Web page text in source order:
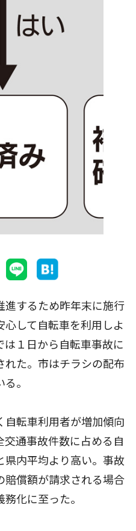
するため昨年末に施行
心して自転車を利用しよ
は１日から自転車事故に
れた。市はチラシの配布
。
転車利用者が増加傾向
交通事故件数に占める自
県内平均より高い。事故
賠償額が請求される場合
化に至った。